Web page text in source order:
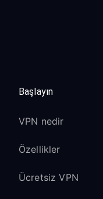
Başlayın
VPN nedir
Özellikler
Ücretsiz VPN